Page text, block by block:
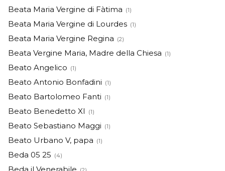
Beata Maria Vergine di Fàtima (1)
Beata Maria Vergine di Lourdes (1)
Beata Maria Vergine Regina (2)
Beata Vergine Maria, Madre della Chiesa (1)
Beato Angelico (1)
Beato Antonio Bonfadini (1)
Beato Bartolomeo Fanti (1)
Beato Benedetto XI (1)
Beato Sebastiano Maggi (1)
Beato Urbano V, papa (1)
Beda 05 25 (4)